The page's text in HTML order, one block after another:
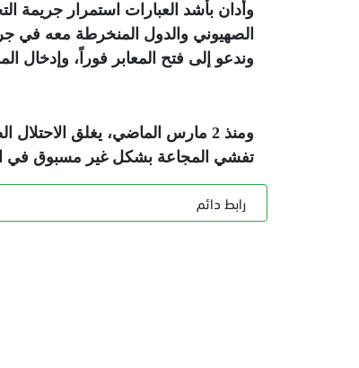
وأدان بأشد العبارات استمرار جريمة
الصهيوني والدول المنخرطة معه في
وندعو إلى فتح المعابر فوراً، وإدخال
ومنذ 2 مارس الماضي، يغلق
تفشي المجاعة بشكل غير مسبوق في
رابط دائم